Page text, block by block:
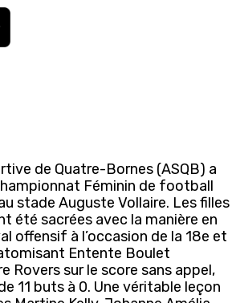
de Quatre-Bornes (ASQB) a
Féminin de football
au stade Auguste Vollaire. Les filles
été sacrées avec la manière en
offensif à l’occasion de la 18e et
Entente Boulet
Rovers sur le score sans appel,
11 buts à 0. Une véritable leçon